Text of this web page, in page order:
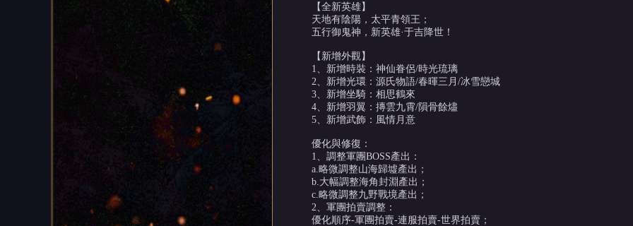
【全新英雄】
天地有陰陽，太平青領王；
五行御鬼神，新英雄·于吉降世！
【新增外觀】
1、新增時裝：神仙眷侶/時光琉璃
2、新增光環：源氏物語/春暉三月/冰雪戀城
3、新增坐騎：相思鶴來
4、新增羽翼：摶雲九霄/隕骨餘燼
5、新增武飾：風情月意
優化與修復：
1、調整軍團BOSS產出：
a.略微調整山海歸墟產出；
b.大幅調整海角封淵產出；
c.略微調整九野戰境產出；
2、軍團拍賣調整：
優化順序-軍團拍賣-連服拍賣-世界拍賣；